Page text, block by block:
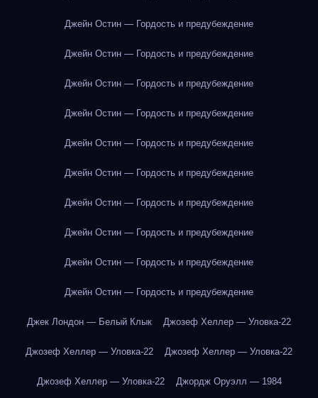
Джейн Остин — Гордость и предубеждение
Джейн Остин — Гордость и предубеждение
Джейн Остин — Гордость и предубеждение
Джейн Остин — Гордость и предубеждение
Джейн Остин — Гордость и предубеждение
Джейн Остин — Гордость и предубеждение
Джейн Остин — Гордость и предубеждение
Джейн Остин — Гордость и предубеждение
Джейн Остин — Гордость и предубеждение
Джейн Остин — Гордость и предубеждение
Джек Лондон — Белый Клык Джозеф Хеллер — Уловка-22
Джозеф Хеллер — Уловка-22 Джозеф Хеллер — Уловка-22
Джозеф Хеллер — Уловка-22 Джордж Оруэлл — 1984